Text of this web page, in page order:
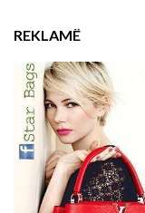
REKLAMË